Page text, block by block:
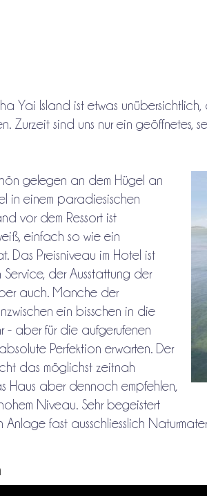
Yai Island ist etwas
Zurzeit sind uns nur ein geöffnetes,
gelegen an dem Hügel an
in einem paradiesischen
vor dem Ressort ist
einfach so wie ein
Das Preisniveau im Hotel ist
der Ausstattung der
auch. Manche der
ein bisschen in die
- aber für die aufgerufenen
Perfektion erwarten. Der
das möglichst zeitnah
Haus aber dennoch empfehlen,
Niveau. Sehr begeistert
fast ausschliesslich